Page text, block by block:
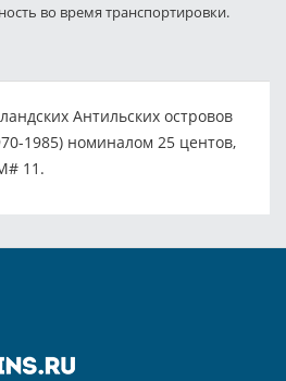
во время транспортировки.
Антильских островов
1985) номиналом 25 центов,
11.